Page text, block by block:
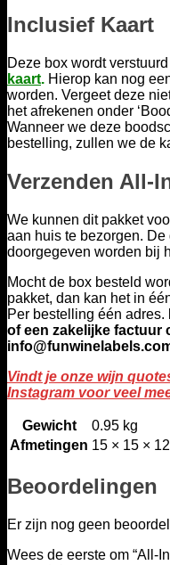
Inclusief Kaart
Deze box wordt
kaart. Hierop kan nog
worden. Vergeet deze
het afrekenen onder
Wanneer we deze
bestelling, zullen we de
Verzenden All-
We kunnen dit pakket
aan huis te bezorgen.
doorgegeven worden bij
Mocht de box besteld
pakket, dan kan het in
Per bestelling één adres.
of een zakelijke factuur
info
Vindt je onze wijn
Instagram voor veel
Gewicht
0.95 kg
Afmetingen 15 × 15 ×
Beoordelingen
Er zijn nog geen
Wees de eerste om “All-